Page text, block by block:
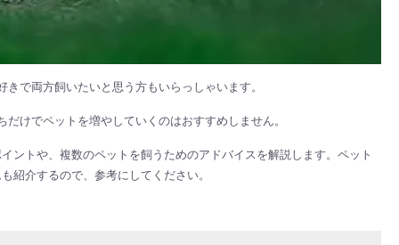
で両方飼いたいと思う方もいらっしゃいます。
けでペットを増やしていくのはおすすめしません。
ントや、複数のペットを飼うためのアドバイスを解説します。ペット
紹介するので、参考にしてください。